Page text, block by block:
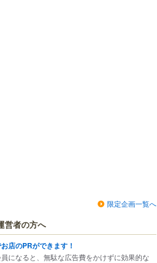
限定企画一覧へ
営者の方へ
店のPRができます！
員になると、無駄な広告費をかけずに効果的な